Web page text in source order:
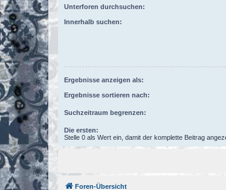
Unterforen durchsuchen:
Innerhalb suchen:
Ergebnisse anzeigen als:
Ergebnisse sortieren nach:
Suchzeitraum begrenzen:
Die ersten:
Stelle 0 als Wert ein, damit der komplette Beitrag
Foren-Übersicht